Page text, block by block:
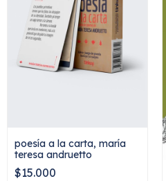
poesía a la carta, maría
teresa andruetto
$15.000